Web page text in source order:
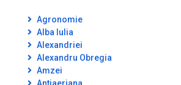
Agronomie
Alba Iulia
Alexandriei
Alexandru Obregia
Amzei